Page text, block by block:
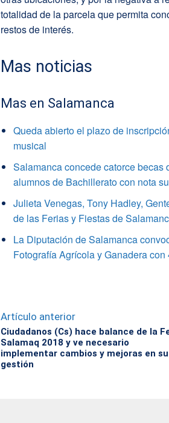
totalidad de la parcela que permita
restos de interés.
Mas noticias
Mas en Salamanca
Queda abierto el plazo de
musical
Salamanca concede catorce
alumnos de Bachillerato con nota
Julieta Venegas, Tony Hadley,
de las Ferias y Fiestas de
La Diputación de Salamanca
Fotografía Agrícola y Ganadera
Artículo anterior
Ciudadanos (Cs) hace balance de la
Salamaq 2018 y ve necesario
implementar cambios y mejoras en su
gestión